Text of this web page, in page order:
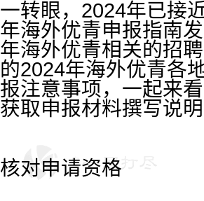
一转眼，2024年已接
年海外优青申报指南
年海外优青相关的招
的2024年海外优青各
报注意事项，一起来
获取申报材料撰写说
核对申请资格